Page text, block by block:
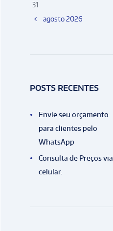
agosto2026
31
POSTS RECENTES
Envie seu orçamento
para clientes pelo
WhatsApp
Consulta de Preços via
celular.